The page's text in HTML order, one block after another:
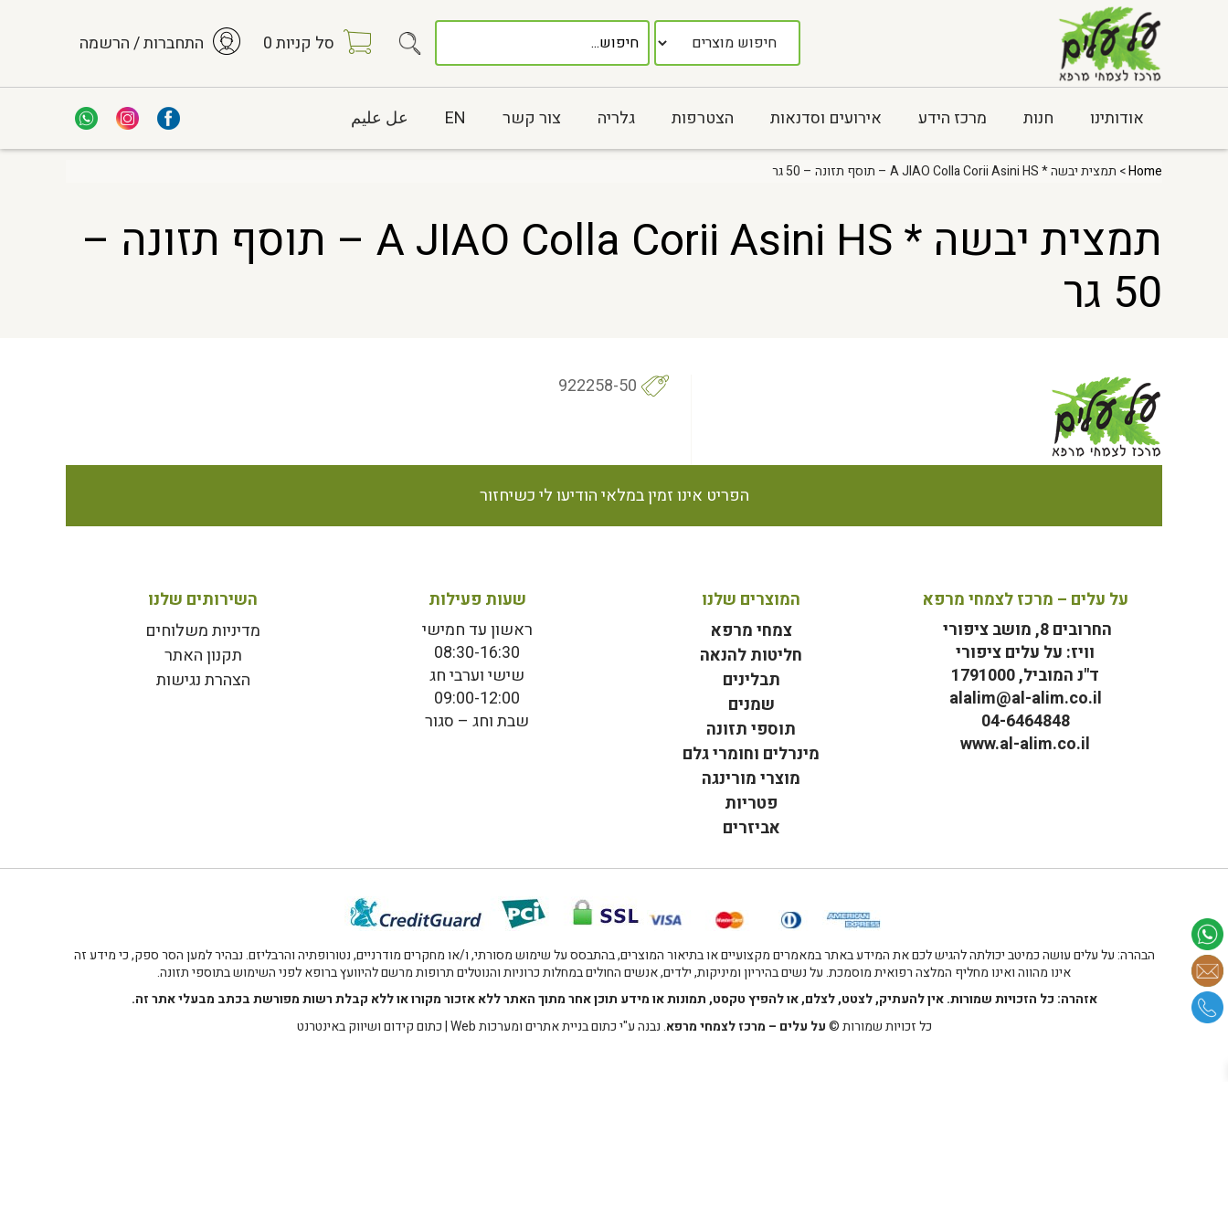
סל קניות0 התחברות / הרשמה
אודותינו חנות מרכז הידע אירועים וסדנאות הצטרפות גלריה צור קשר EN عل عليم
Home> תמצית יבשה * A JIAO Colla Corii Asini HS – תוסף תזונה – 50 גר
תמצית יבשה * A JIAO Colla Corii Asini HS – תוסף תזונה –
50 גר
922258-50
הפריט אינו זמין במלאי הודיעו לי כשיחזור
על עלים – מרכז לצמחי מרפא
החרובים 8, מושב ציפורי
וויז: על עלים ציפורי
ד"נ המוביל, 1791000
alalim@al-alim.co.il
04-6464848
www.al-alim.co.il
המוצרים שלנו
צמחי מרפא
חליטות להנאה
תבלינים
שמנים
תוספי תזונה
מינרלים וחומרי גלם
מוצרי מורינגה
פטריות
אביזרים
שעות פעילות
ראשון עד חמישי
08:30-16:30
שישי וערבי חג
09:00-12:00
שבת וחג – סגור
השירותים שלנו
מדיניות משלוחים
תקנון האתר
הצהרת נגישות
הבהרה: על עלים עושה כמיטב יכולתה להגיש לכם את המידע באתר במאמרים מקצועיים או בתיאור המוצרים, בהתבסס על שימוש מסורתי, ו/או מחקרים מודרניים, נטורופתיה והרבליזם. נבהיר למען הסר ספק, כי מידע זה
אינו מהווה ואינו מחליף המלצה רפואית מוסמכת. על נשים בהיריון ומיניקות, ילדים, אנשים החולים במחלות כרוניות והנוטלים תרופות מרשם להיוועץ ברופא לפני השימוש בתוספי תזונה.
אזהרה: כל הזכויות שמורות. אין להעתיק, לצטט, לצלם, או להפיץ טקסט, תמונות או מידע תוכן אחר מתוך האתר ללא אזכור מקורו או ללא קבלת רשות מפורשת בכתב מבעלי אתר זה.
כל זכויות שמורות ©על עלים – מרכז לצמחי מרפא. נבנה ע"יכתום בניית אתרים ומערכות Web |כתום קידום ושיווק באינטרנט